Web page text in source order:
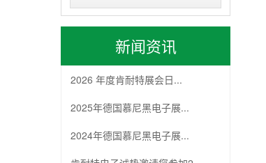
新闻资讯
2026 年度肯耐特展会日...
2025年德国慕尼黑电子展...
2024年德国慕尼黑电子展...